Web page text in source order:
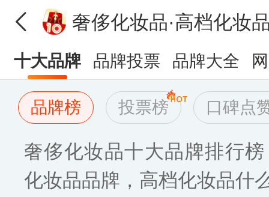
奢侈化妆品·高档化妆
十大品牌 品牌投票 品牌大全
品牌榜 投票榜 口碑点
奢侈化妆品十大品牌排行
化妆品品牌，高档化妆品什